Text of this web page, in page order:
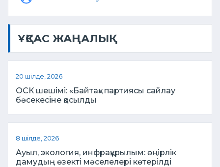
ҰҚСАС ЖАҢАЛЫҚ
20 шілде, 2026
ОСК шешімі: «Байтақ» партиясы сайлау
бәсекесіне қосылды
8 шілде, 2026
Ауыл, экология, инфрақұрылым: өңірлік
дамудың өзекті мәселелері көтерілді